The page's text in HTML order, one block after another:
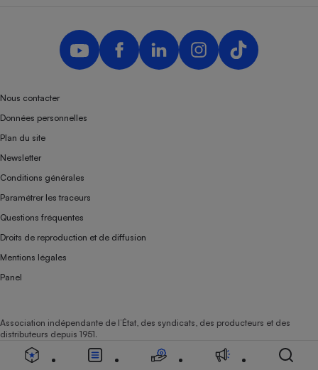
Nous contacter
Données personnelles
Plan du site
Newsletter
Conditions générales
Paramétrer les traceurs
Questions fréquentes
Droits de reproduction et de diffusion
Mentions légales
Panel
Association indépendante de l’État, des syndicats, des producteurs et des
distributeurs depuis 1951.